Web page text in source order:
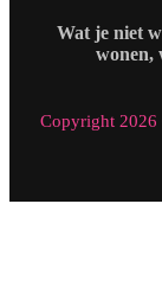
Wat je niet
wonen,
Copyright 2026